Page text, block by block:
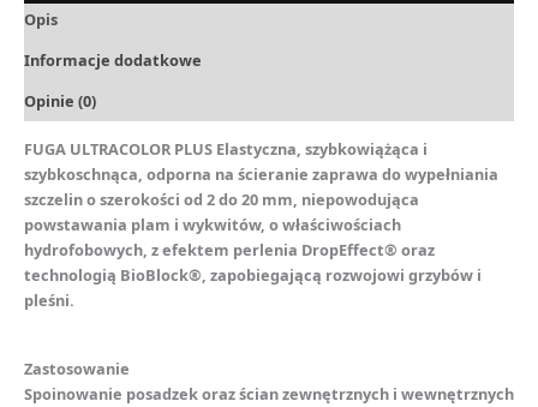
Opis
Informacje dodatkowe
Opinie (0)
FUGA ULTRACOLOR PLUS Elastyczna, szybkowiążąca i
szybkoschnąca, odporna na ścieranie zaprawa do wypełniania
szczelin o szerokości od 2 do 20 mm, niepowodująca
powstawania plam i wykwitów, o właściwościach
hydrofobowych, z efektem perlenia DropEffect® oraz
technologią BioBlock®, zapobiegającą rozwojowi grzybów i
pleśni.
Zastosowanie
Spoinowanie posadzek oraz ścian zewnętrznych i wewnętrznych